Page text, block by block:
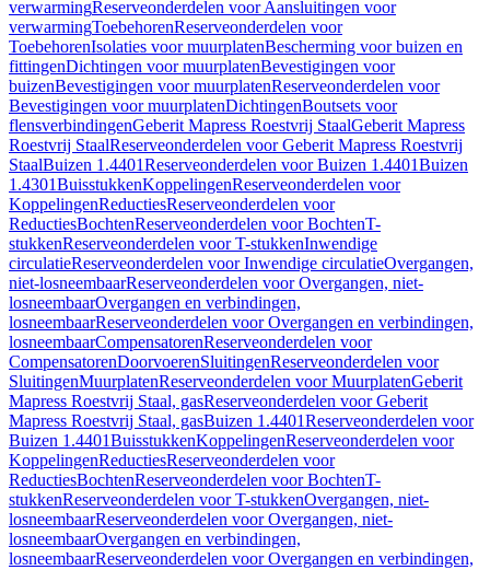
verwarmingReserveonderdelen voor Aansluitingen voor
verwarmingToebehorenReserveonderdelen voor
ToebehorenIsolaties voor muurplatenBescherming voor buizen en
fittingenDichtingen voor muurplatenBevestigingen voor
buizenBevestigingen voor muurplatenReserveonderdelen voor
Bevestigingen voor muurplatenDichtingenBoutsets voor
flensverbindingenGeberit Mapress Roestvrij StaalGeberit Mapress
Roestvrij StaalReserveonderdelen voor Geberit Mapress Roestvrij
StaalBuizen 1.4401Reserveonderdelen voor Buizen 1.4401Buizen
1.4301BuisstukkenKoppelingenReserveonderdelen voor
KoppelingenReductiesReserveonderdelen voor
ReductiesBochtenReserveonderdelen voor BochtenT-
stukkenReserveonderdelen voor T-stukkenInwendige
circulatieReserveonderdelen voor Inwendige circulatieOvergangen,
niet-losneembaarReserveonderdelen voor Overgangen, niet-
losneembaarOvergangen en verbindingen,
losneembaarReserveonderdelen voor Overgangen en verbindingen,
losneembaarCompensatorenReserveonderdelen voor
CompensatorenDoorvoerenSluitingenReserveonderdelen voor
SluitingenMuurplatenReserveonderdelen voor MuurplatenGeberit
Mapress Roestvrij Staal, gasReserveonderdelen voor Geberit
Mapress Roestvrij Staal, gasBuizen 1.4401Reserveonderdelen voor
Buizen 1.4401BuisstukkenKoppelingenReserveonderdelen voor
KoppelingenReductiesReserveonderdelen voor
ReductiesBochtenReserveonderdelen voor BochtenT-
stukkenReserveonderdelen voor T-stukkenOvergangen, niet-
losneembaarReserveonderdelen voor Overgangen, niet-
losneembaarOvergangen en verbindingen,
losneembaarReserveonderdelen voor Overgangen en verbindingen,